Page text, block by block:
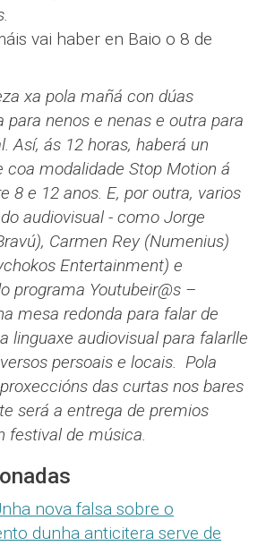
vai haber en Baio o 8 de
xa pola mañá con dúas
para nenos e nenas e outra para
Así, ás 12 horas, haberá un
coa modalidade Stop Motion á
8 e 12 anos. E, por outra, varios
audiovisual - como Jorge
Carmen Rey (Numenius)
Entertainment) e
programa Youtubeir@s –
mesa redonda para falar de
linguaxe audiovisual para falarlle
persoais e locais. Pola
das curtas nos bares
será a entrega de premios
festival de música.
nova falsa sobre o
dunha anticitera serve de